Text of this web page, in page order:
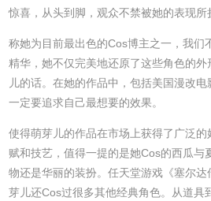
惊喜，从头到脚，观众不禁被她的表现所
称她为目前最出色的Cos博主之一，我们
精华，她不仅完美地还原了这些角色的
儿的话。在她的作品中，包括美国漫改电
一定要追求自己最想要的效果。
使得萌芽儿的作品在市场上获得了广泛
赋和技艺，值得一提的是她Cos的西瓜与
物还是华丽的装扮。任天堂游戏《塞尔
芽儿还Cos过很多其他经典角色。从道具